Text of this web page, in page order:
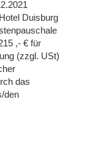
Duisburg
,- € für
(zzgl. USt)
das
den